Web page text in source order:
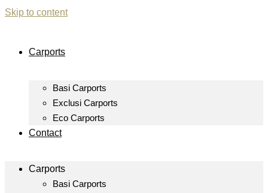
Skip to content
Carports
Basi Carports
Exclusi Carports
Eco Carports
Contact
Carports
Basi Carports